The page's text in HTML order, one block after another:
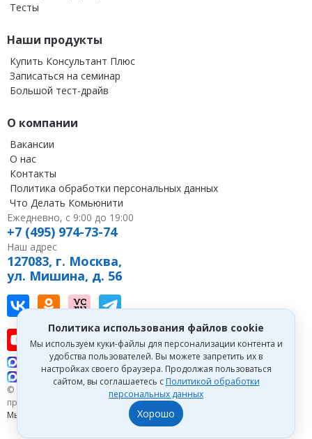
Политика использования файлов cookie
Мы используем куки-файлы для персонализации контента и
удобства пользователей. Вы можете запретить их в
настройках своего браузера. Продолжая пользоваться
сайтом, вы соглашаетесь с Политикой обработки
персональных данных
Хорошо
Тесты
Наши продукты
Купить Консультант Плюс
Записаться на семинар
Большой тест-драйв
О компании
Вакансии
О нас
Контакты
Политика обработки персональных данных
Что Делать Комьюнити
Ежедневно, с 9:00 до 19:00
+7 (495) 974-73-74
Наш адрес
127083, г. Москва,
ул. Мишина, д. 56
Наш канал в Вконтакте
Наш канал на youtube
Наша группа в однокласниках
Наш канал в tenchat
Наш канал на vc
Наш профиль на дзен
Наш канал в Telegram
Что делать Консалт
Что делать Экспертум
© 1993—2026 Первый Дом Консалтинга «Что делать Консалт». Все
права защищены.
Мы зарегистрированы на
Портале поставщиков